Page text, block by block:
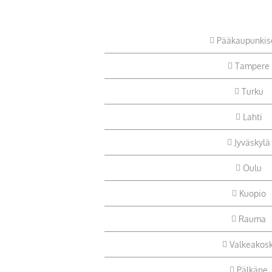
Tampere
Turku
Lahti
Jyväskylä
Oulu
Kuopio
Rauma
Pälkäne